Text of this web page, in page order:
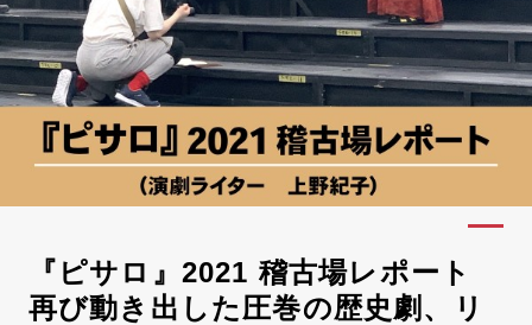
『ピサロ』2021 稽古場レポート
再び動き出した圧巻の歴史劇、リ